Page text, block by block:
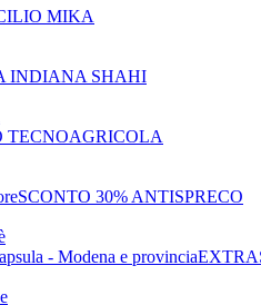
MIKA
INDIANA SHAHI
TECNOAGRICOLA
SCONTO 30% ANTISPRECO
- Modena e provincia